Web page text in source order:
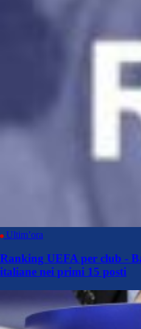
Ultim’ora
Ranking UEFA per club -
italiane nei primi 15 posti